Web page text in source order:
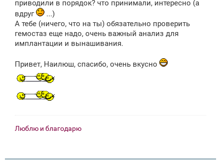
приводили в порядок? что принимали, интересно (а
вдруг
...)
А тебе (ничего, что на ты) обязательно проверить
гемостаз еще надо, очень важный анализ для
имплантации и вынашивания.
Привет, Наилюш, спасибо, очень вкусно
Люблю и благодарю